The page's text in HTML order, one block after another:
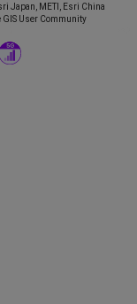
Japan, METI, Esri China
User Community